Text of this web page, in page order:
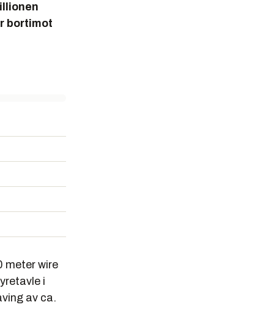
bortimot
meter wire
i
av ca.